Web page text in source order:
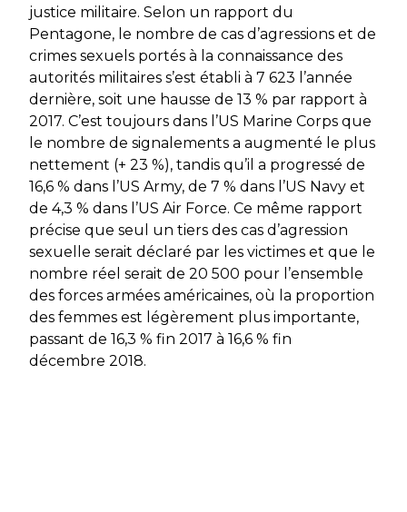
justice militaire. Selon un rapport du
Pentagone, le nombre de cas d’agressions et de
crimes sexuels portés à la connaissance des
autorités militaires s’est établi à 7 623 l’année
dernière, soit une hausse de 13 % par rapport à
2017. C’est toujours dans l’US Marine Corps que
le nombre de signalements a augmenté le plus
nettement (+ 23 %), tandis qu’il a progressé de
16,6 % dans l’US Army, de 7 % dans l’US Navy et
de 4,3 % dans l’US Air Force. Ce même rapport
précise que seul un tiers des cas d’agression
sexuelle serait déclaré par les victimes et que le
nombre réel serait de 20 500 pour l’ensemble
des forces armées américaines, où la proportion
des femmes est légèrement plus importante,
passant de 16,3 % fin 2017 à 16,6 % fin
décembre 2018.